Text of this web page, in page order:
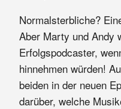
Normalsterbliche?
Aber Marty und Andy
Erfolgspodcaster,
hinnehmen würden!
beiden in der neuen
darüber, welche